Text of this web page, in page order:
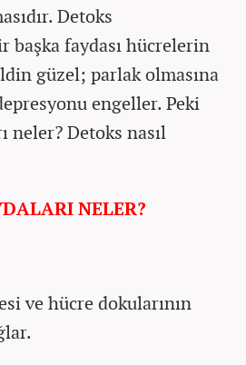
Detoks
başka faydası hücrelerin
güzel; parlak olmasına
engeller. Peki
neler? Detoks nasıl
NELER?
ve hücre dokularının